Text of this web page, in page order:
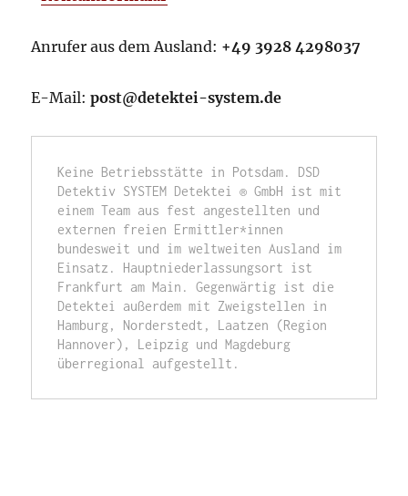
Anrufer aus dem Ausland: +49 3928 4298037
E-Mail:post@detektei-system.de
Keine Betriebsstätte in Potsdam. DSD
Detektiv SYSTEM Detektei ® GmbH ist mit
einem Team aus fest angestellten und
externen freien Ermittler*innen
bundesweit und im weltweiten Ausland im
Einsatz. Hauptniederlassungsort ist
Frankfurt am Main. Gegenwärtig ist die
Detektei außerdem mit Zweigstellen in
Hamburg, Norderstedt, Laatzen (Region
Hannover), Leipzig und Magdeburg
überregional aufgestellt.